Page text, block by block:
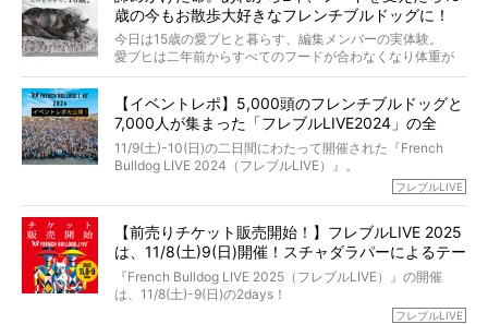
さらには、霊感がない人でも愛犬が成仏したことを知る方
法まで。
お笑い芸人だからこそ暗くなりすぎない、むしろ心がスッ
と軽くなる。
永久保存版のスペシャル対談です！
僧侶としての名は「靖賢（せいけん）」。
当時54歳という年齢にして、なぜ動物専門僧侶という道を
選んだのか。
また、愛犬の旅立ちとどのように向き合うべきなのか。
た。
歳の今もお散歩大好きなフレンチブルドッグに！
今日は15歳の愛ブヒと暮らす、編集メンバーの実体験。
愛ブヒは二年前からすべてのフードが合わなくなり体重が
激減。検査をしても異常はなく「年齢のせいですね…」と言
もう諦めるしかないのかな…そんなとき、我が家に届いたの
が「THE fu-do(ザ・フード)」の試食品でした。
そして「THE fu-do(ザ・フード)」を食べつづけて二年、愛
ブヒは15歳になり、今も元気にお散歩をしています。
今回は、二年前の絶望から今までを包み隠さず、時系列で
【イベントレポ】5,000頭のフレンチブルドッグと
7,000人が集まった「フレブルLIVE2024」の全
貌！
11/9(土)-10(日)の二日間にわたって開催された『French
Bulldog LIVE 2024（フレブルLIVE）』。
今年はのべ5,000頭のフレンチブルドッグと7,000人のフレ
day1の司会はフレブルラバーのロッチさん。day2の音楽フ
ェスには世代ど真ん中のPUFFYが出演するなど、例年以上
に豪華なラインナップ。
北は北海道、南は鹿児島県から。全国のフレンチブルドッ
グが一堂に会した「フレブルLIVE2024」の模様を、詳しく
フレブルLIVE
【前売りチケット販売開始！】フレブルLIVE 2025
は、11/8(土)9(日)開催！スチャダラパーによるテー
マソング制作も決定
『French Bulldog LIVE 2025（フレブルLIVE）』の開催
は、11/8(土)-9(日)の2days！
お得な前売りチケット、いよいよ販売スタートです！フレブルLIVE